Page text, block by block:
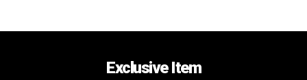
Exclusive Item